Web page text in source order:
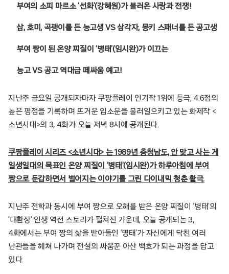
부여의 소피 마르소 ‘선화’(강혜원)가 불러온 사랑과 전쟁!
삽, 호미, 곡괭이를 든 농고생 VS 삼각자, 몽키 스패너를 든 공고생
부여 짱이 된 온양 찌질이 ‘병태’(임시완)가 이끄는
농고 VS 공고 역대급 떼싸움 예고!
지난주 금요일 공개되자마자 쿠팡플레이 인기작 1위에 등극, 4.6점의
높은 평점을 기록하며 뜨거운 입소문을 불러일으키고 있는 화제작 <
소년시대>의 3, 4화가 오늘 저녁 8시에 공개된다.
쿠팡플레이 시리즈 <소년시대> 는 1989년 충청남도, 안 맞고 사는 게
일생일대의 목표인 온양 찌질이 ‘병태’(임시완)가 하루아침에 부여
짱으로 둔갑하면서 벌어지는 이야기를 그린 다이내믹 청춘 활극.
지난주 전학과 동시에 부여 짱으로 오해를 받은 온양 찌질이 ‘병태’의
‘대환장’ 인생 역전 스토리가 펼쳐진 가운데, 오늘 공개되는 3,
4화에서는 부여 짱의 삶을 받아들인 ‘병태’가 자신에게 닥친 여러
난관들을 헤쳐 나가며 전설의 싸움꾼 아산 백호가 되는 과정을 담고
있다.